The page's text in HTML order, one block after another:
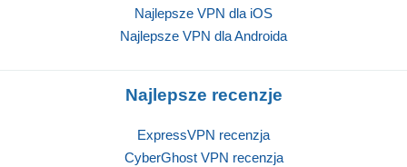
Najlepsze VPN dla iOS
Najlepsze VPN dla Androida
Najlepsze recenzje
ExpressVPN recenzja
CyberGhost VPN recenzja